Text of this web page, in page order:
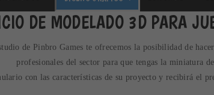
DE MODELADO 3D PARA
de Pinbro Games te ofrecemos la posibilidad de hacer
profesionales del sector para que tengas la miniatura
con las características de su proyecto y recibirá el